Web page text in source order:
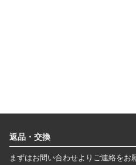
返品・交換
まずはお問い合わせよりご連絡をお